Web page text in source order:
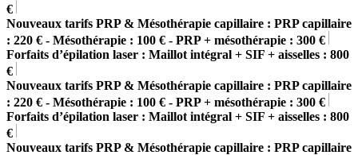
€
Nouveaux tarifs PRP & Mésothérapie capillaire : PRP capillaire
: 220 € - Mésothérapie : 100 € - PRP + mésothérapie : 300 €
Forfaits d’épilation laser : Maillot intégral + SIF + aisselles : 800
€
Nouveaux tarifs PRP & Mésothérapie capillaire : PRP capillaire
: 220 € - Mésothérapie : 100 € - PRP + mésothérapie : 300 €
Forfaits d’épilation laser : Maillot intégral + SIF + aisselles : 800
€
Nouveaux tarifs PRP & Mésothérapie capillaire : PRP capillaire